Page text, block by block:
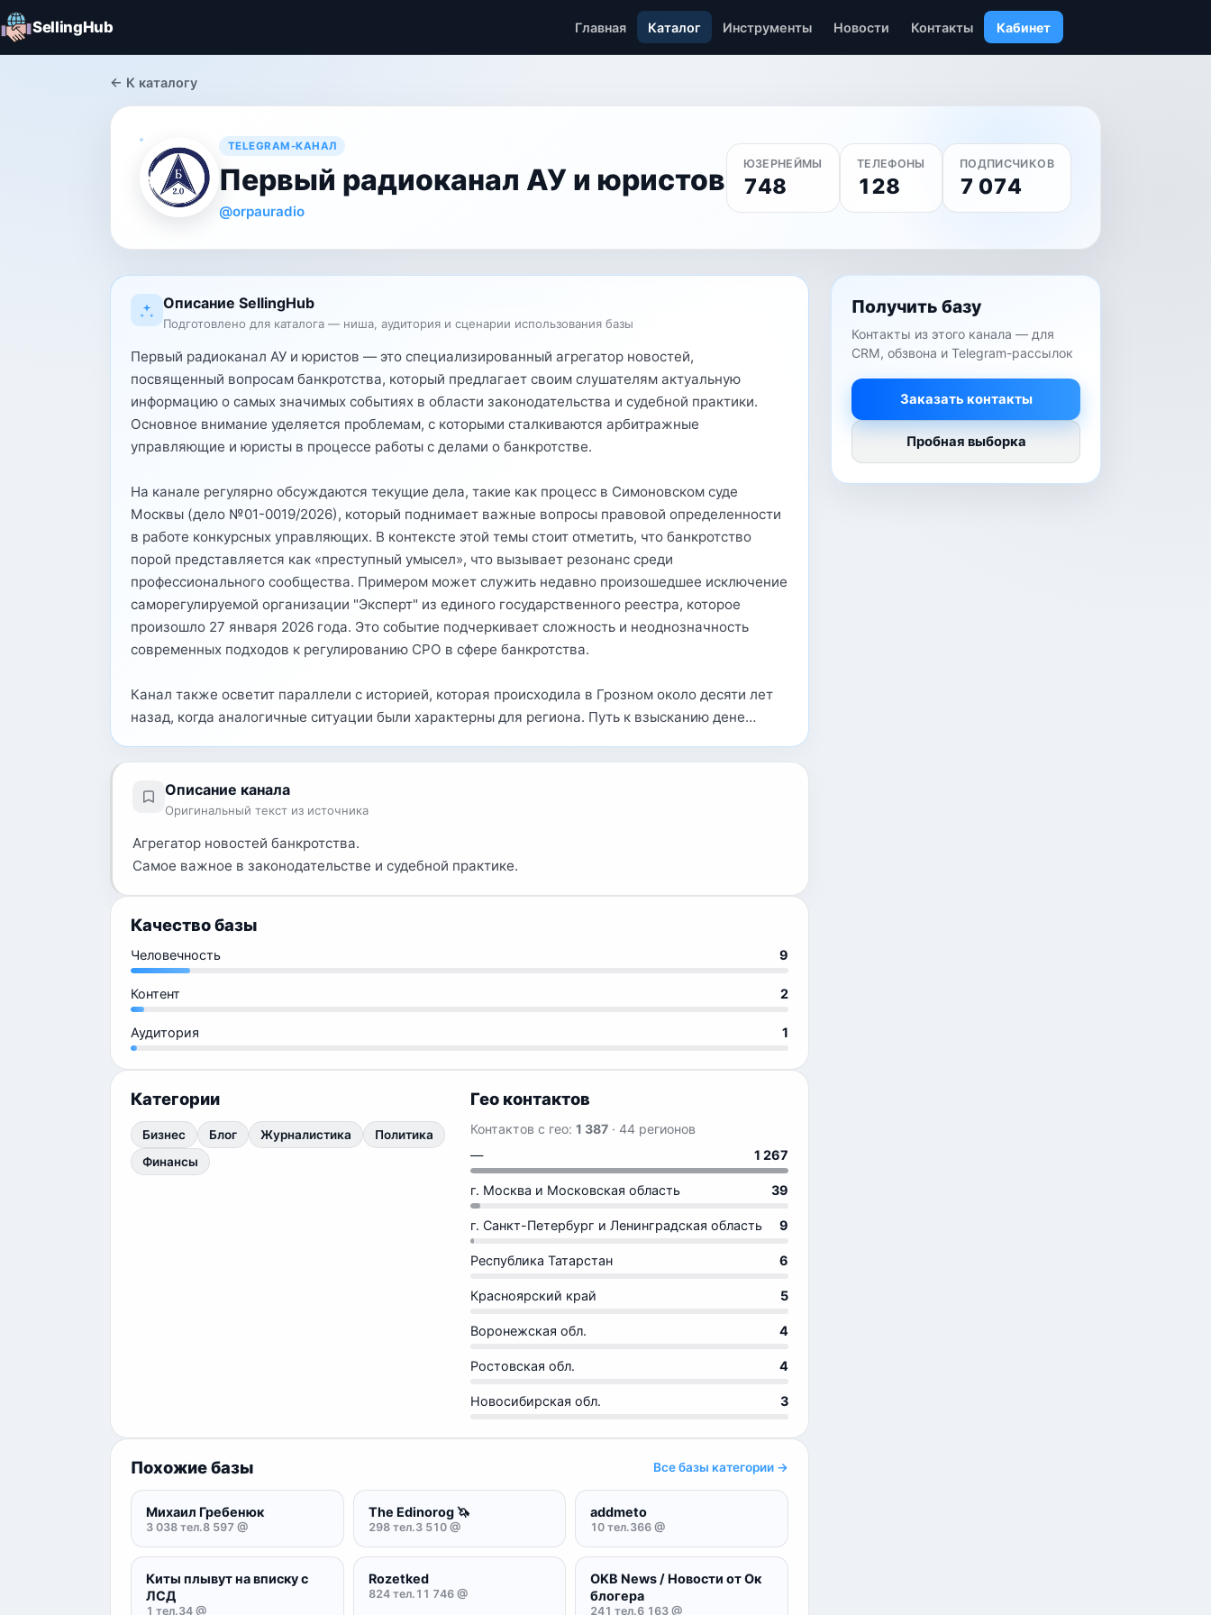
SellingHub Главная Каталог Инструменты Новости Контакты Кабинет
← К каталогу
TELEGRAM-КАНАЛ
Первый радиоканал АУ и юристов
@orpauradio
ЮЗЕРНЕЙМЫ
748
ТЕЛЕФОНЫ
128
ПОДПИСЧИКОВ
7 074
Описание SellingHub
Подготовлено для каталога — ниша, аудитория и сценарии использования базы
Первый радиоканал АУ и юристов — это специализированный агрегатор новостей,
посвященный вопросам банкротства, который предлагает своим слушателям актуальную
информацию о самых значимых событиях в области законодательства и судебной практики.
Основное внимание уделяется проблемам, с которыми сталкиваются арбитражные
управляющие и юристы в процессе работы с делами о банкротстве.
На канале регулярно обсуждаются текущие дела, такие как процесс в Симоновском суде
Москвы (дело №01-0019/2026), который поднимает важные вопросы правовой определенности
в работе конкурсных управляющих. В контексте этой темы стоит отметить, что банкротство
порой представляется как «преступный умысел», что вызывает резонанс среди
профессионального сообщества. Примером может служить недавно произошедшее исключение
саморегулируемой организации "Эксперт" из единого государственного реестра, которое
произошло 27 января 2026 года. Это событие подчеркивает сложность и неоднозначность
современных подходов к регулированию СРО в сфере банкротства.
Канал также осветит параллели с историей, которая происходила в Грозном около десяти лет
назад, когда аналогичные ситуации были характерны для региона. Путь к взысканию дене…
Описание канала
Оригинальный текст из источника
Агрегатор новостей банкротства.
Самое важное в законодательстве и судебной практике.
Качество базы
Человечность 9
Контент 2
Аудитория 1
Категории
Бизнес Блог Журналистика
Политика
Финансы
Гео контактов
Контактов с гео: 1 387 · 44 регионов
—
1 267
г. Москва и Московская область 39
г. Санкт-Петербург и Ленинградская область 9
Республика Татарстан 6
Красноярский край 5
Воронежская обл. 4
Ростовская обл. 4
Новосибирская обл. 3
Похожие базы Все базы категории →
Михаил Гребенюк
3 038 тел.8 597 @
The Edinorog 🦄
298 тел.3 510 @
addmeto
10 тел.366 @
Киты плывут на вписку с
ЛСД
1 тел.34 @
Rozetked
824 тел. 11 746 @
OKB News / Новости от Ок
блогера
241 тел.6 163 @
Получить базу
Контакты из этого канала — для
CRM, обзвона и Telegram-рассылок
Заказать контакты
Пробная выборка